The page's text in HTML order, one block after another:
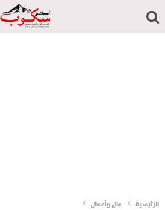
الرئيسية مال وأعمال